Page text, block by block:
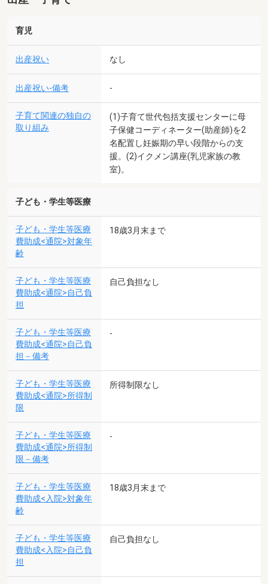
育児
出産祝い なし
出産祝い-備考 -
子育て関連の独自の
取り組み
(1)子育て世代包括支援センターに母
子保健コーディネーター(助産師)を2
名配置し妊娠期の早い段階からの支
援。(2)イクメン講座(乳児家族の教
室)。
子ども・学生等医療
子ども・学生等医療
費助成<通院>対象年
齢
18歳3月末まで
子ども・学生等医療
費助成<通院>自己負
担
自己負担なし
子ども・学生等医療
費助成<通院>自己負
担－備考
-
子ども・学生等医療
費助成<通院>所得制
限
所得制限なし
子ども・学生等医療
費助成<通院>所得制
限－備考
-
子ども・学生等医療
費助成<入院>対象年
齢
18歳3月末まで
子ども・学生等医療
費助成<入院>自己負
担
自己負担なし